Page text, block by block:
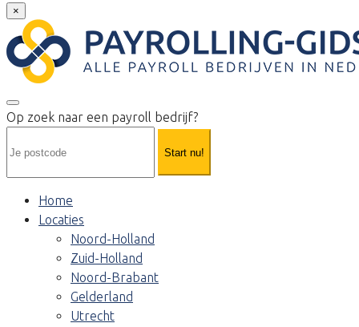
×
Op zoek naar een payroll bedrijf?
Start nu!
Home
Locaties
Noord-Holland
Zuid-Holland
Noord-Brabant
Gelderland
Utrecht